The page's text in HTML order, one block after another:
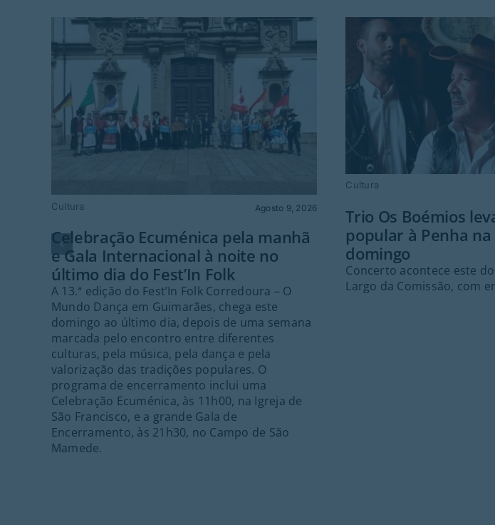
Cultura Agosto 9, 2026
Celebração Ecuménica pela manhã
e Gala Internacional à noite no
último dia do Fest’In Folk
A 13.ª edição do Fest’In Folk Corredoura – O
Mundo Dança em Guimarães, chega este
domingo ao último dia, depois de uma semana
marcada pelo encontro entre diferentes
culturas, pela música, pela dança e pela
valorização das tradições populares. O
programa de encerramento inclui uma
Celebração Ecuménica, às 11h00, na Igreja de
São Francisco, e a grande Gala de
Encerramento, às 21h30, no Campo de São
Mamede.
Cultura
Trio Os Boémios
popular à Penha
domingo
Concerto acontece este
Largo da Comissão, com